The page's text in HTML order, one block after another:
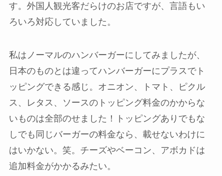
す。外国人観光客だらけのお店ですが、言語もい
ろいろ対応していました。
私はノーマルのハンバーガーにしてみましたが、
日本のものとは違ってハンバーガーにプラスでト
ッピングできる感じ。オニオン、トマト、ピクル
ス、レタス、ソースのトッピング料金のかからな
いものは全部のせました！トッピングありでもな
しでも同じバーガーの料金なら、載せないわけに
はいかない。笑。チーズやベーコン、アボカドは
追加料金がかかるみたい。